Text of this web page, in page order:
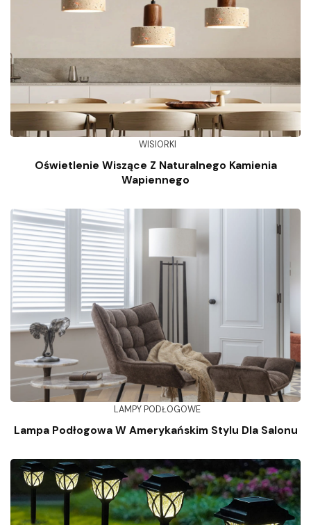
WISIORKI
Oświetlenie Wiszące Z Naturalnego Kamienia
Wapiennego
LAMPY PODŁOGOWE
Lampa Podłogowa W Amerykańskim Stylu Dla Salonu